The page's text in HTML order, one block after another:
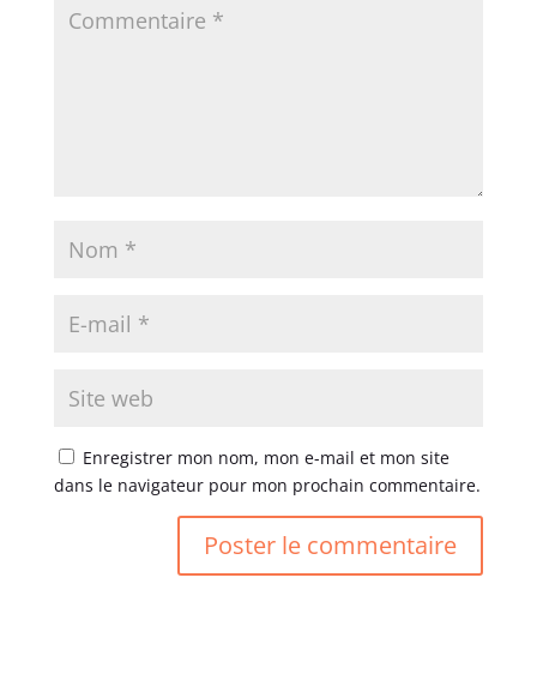
Enregistrer mon nom, mon e-mail et mon site
dans le navigateur pour mon prochain commentaire.